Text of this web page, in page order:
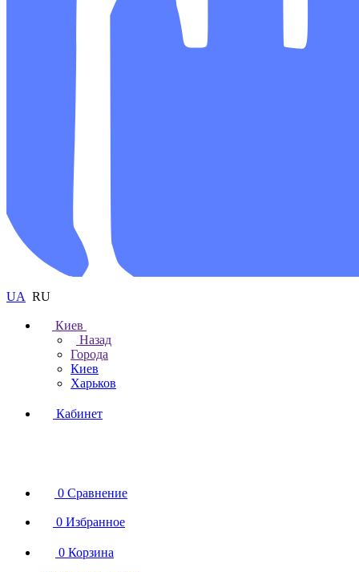
UA RU
Киев
Назад
Города
Киев
Харьков
Кабинет
0 Сравнение
0 Избранное
0 Корзина